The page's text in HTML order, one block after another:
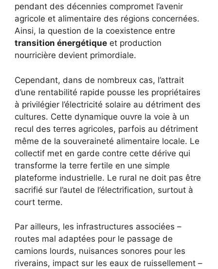
pendant des décennies compromet l’avenir
agricole et alimentaire des régions concernées.
Ainsi, la question de la coexistence entre
transition énergétique et production
nourricière devient primordiale.
Cependant, dans de nombreux cas, l’attrait
d’une rentabilité rapide pousse les propriétaires
à privilégier l’électricité solaire au détriment des
cultures. Cette dynamique ouvre la voie à un
recul des terres agricoles, parfois au détriment
même de la souveraineté alimentaire locale. Le
collectif met en garde contre cette dérive qui
transforme la terre fertile en une simple
plateforme industrielle. Le rural ne doit pas être
sacrifié sur l’autel de l’électrification, surtout à
court terme.
Par ailleurs, les infrastructures associées –
routes mal adaptées pour le passage de
camions lourds, nuisances sonores pour les
riverains, impact sur les eaux de ruissellement –